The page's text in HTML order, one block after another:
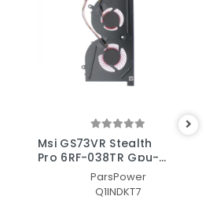
Msi GS73VR Stealth
Pro 6RF-038TR Gpu-
Vga Fan - Ekran Kartı
ParsPower
Q1INDKT7